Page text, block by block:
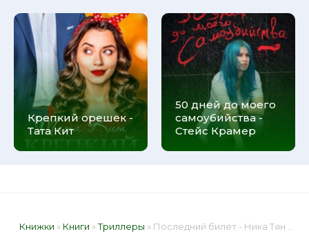
Крепкий орешек -
Тата Кит
50 дней до моего
самоубийства -
Стейс Крамер
Книжки » Книги »Триллеры » Последний билет - Ника Тян 📕 - Книга онлайн бесплатно